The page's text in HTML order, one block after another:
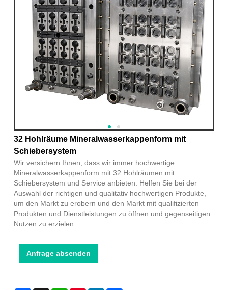
32 Hohlräume Mineralwasserkappenform mit
Schiebersystem
Wir versichern Ihnen, dass wir immer hochwertige
Mineralwasserkappenform mit 32 Hohlräumen mit
Schiebersystem und Service anbieten. Helfen Sie bei der
Auswahl der richtigen und qualitativ hochwertigen Produkte,
um den Markt zu erobern und den Markt mit qualifizierten
Produkten und Dienstleistungen zu öffnen und gegenseitigen
Nutzen zu erzielen.
Anfrage absenden